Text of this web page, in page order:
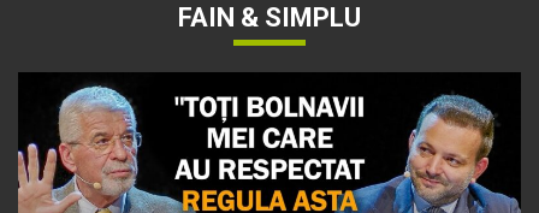
FAIN & SIMPLU